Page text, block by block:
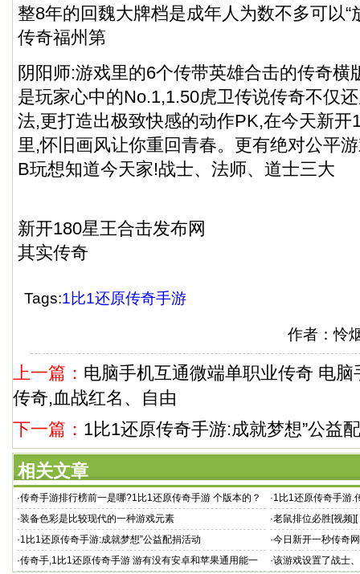
整8年的回魏大牌档是成年人为数不多可以“
传奇福州第
阴阳师:游戏里的6个传带英雄合击的传奇横
是玩家心中的No.1,1.50虎卫传说传奇不仅
法,更打造出极致快感的动作PK,在今天新开
里,怀旧画风让你重回青春。更有绝对公平
B玩想知道今天家!战士、法师、道士三大
新开180星王合击发布网
其实传奇
Tags:1比1还原传奇手游
作者：怜
上一篇： 电脑手机互通微端单职业传奇 电
传奇,血战红名、自由
下一篇： 1比1还原传奇手游:成就梦想”公益
相关文章
·传奇手游排行榜前一是哪?1比1还原传奇手游 个版本的？ ·1比1还原传奇手游.
·装备色彩是比较现代的一种游戏元素 ·老鼠排位必胜[视频][
·1比1还原传奇手游:成就梦想”公益配捐活动 ·今日新开一秒传奇
超变，带元神合击
·传奇手,1比1还原传奇手游 游有没有安卓和苹果通用能一
·该游戏设置了战士